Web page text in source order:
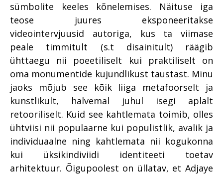
sümbolite keeles kõnelemises. Näituse iga
teose juures eksponeeritakse
videointervjuusid autoriga, kus ta viimase
peale timmitult (s.t disainitult) räägib
ühttaegu nii poeetiliselt kui praktiliselt on
oma monumentide kujundlikust taustast. Minu
jaoks mõjub see kõik liiga metafoorselt ja
kunstlikult, halvemal juhul isegi aplalt
retooriliselt. Kuid see kahtlemata toimib, olles
ühtviisi nii populaarne kui populistlik, avalik ja
individuaalne ning kahtlemata nii kogukonna
kui üksikindiviidi identiteeti toetav
arhitektuur. Õigupoolest on üllatav, et Adjaye